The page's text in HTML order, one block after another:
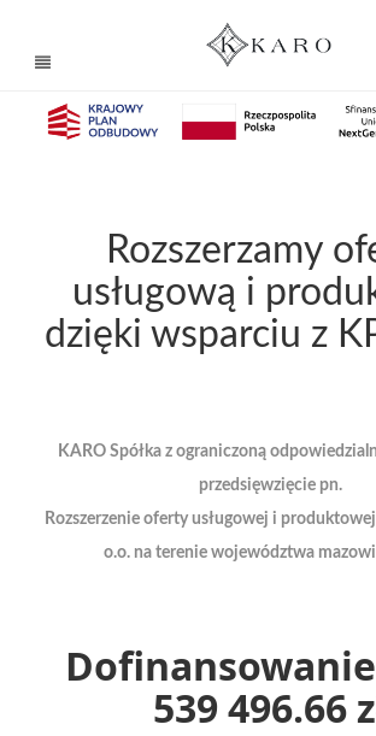
Rozszerzamy
usługową i
dzięki wsparciu z
KARO Spółka z ograniczoną
przedsięwzięcie pn.
Rozszerzenie oferty usługowej i
o.o. na terenie województwa
Dofinansowanie
539 496.66